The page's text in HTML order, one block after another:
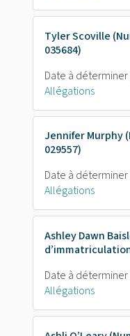
Tyler Scoville
035684)
Date à déterminer
Allégations
Jennifer Murphy
029557)
Date à déterminer
Allégations
Ashley Dawn
Date à déterminer
Allégations